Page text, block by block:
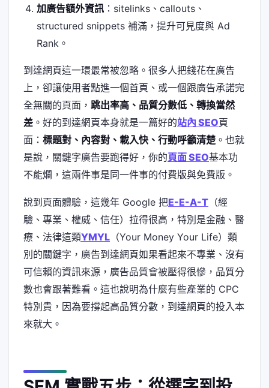
加廣告額外資訊：sitelinks、callouts、
structured snippets 補滿，提升可見度與 Ad
Rank。
到達網頁這一環最常被忽略。很多人把錢花在廣告
上，卻讓使用者點進一個首頁、或一個跟廣告承諾完
全無關的頁面， 跳出率高、品質分數低、轉換當然
差 。好的到達網頁本身就是一篇好的站內 SEO頁
面： 標題對、內容對、載入快、行動呼籲清楚 。也就
是說，關鍵字廣告要跑得好，你的頁面 SEO基本功
不能爛，這兩件事是同一件事的付費版與免費版。
說到頁面體驗，這幾年 Google 把E-E-A-T （經
驗、專業、權威、信任）拉得很高，特別是金融、醫
療、法律這類YMYL （Your Money Your Life）類
別的關鍵字，廣告到達網頁如果看起來不專業、沒有
可信賴的資訊來源，廣告品質會被壓得很慘，品質分
數也會跟著難看。這也說明為什麼有些產業的 CPC
特別貴，因為要撐起高品質分數，到達網頁的投入本
來就大。